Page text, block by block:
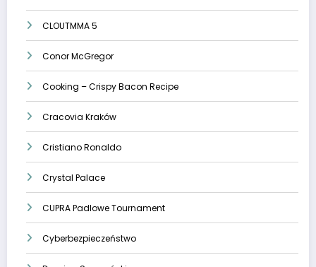
CLOUTMMA 5
Conor McGregor
Cooking – Crispy Bacon Recipe
Cracovia Kraków
Cristiano Ronaldo
Crystal Palace
CUPRA Padlowe Tournament
Cyberbezpieczeństwo